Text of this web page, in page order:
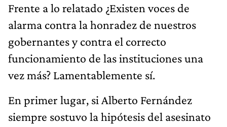
Frente a lo relatado ¿Existen voces de
alarma contra la honradez de nuestros
gobernantes y contra el correcto
funcionamiento de las instituciones una
vez más? Lamentablemente sí.
En primer lugar, si Alberto Fernández
siempre sostuvo la hipótesis del asesinato